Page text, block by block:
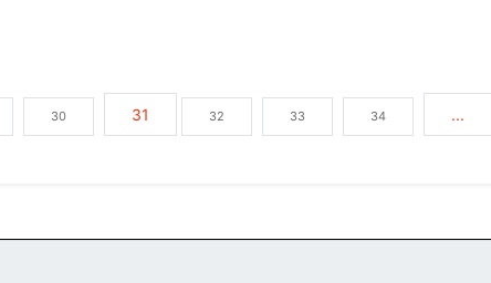
30 31 32 33 34 ...